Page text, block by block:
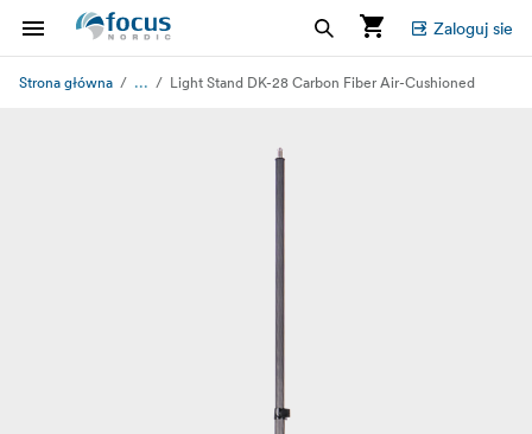
Zaloguj sie
Strona główna ... Light Stand DK-28 Carbon Fiber Air-Cushioned